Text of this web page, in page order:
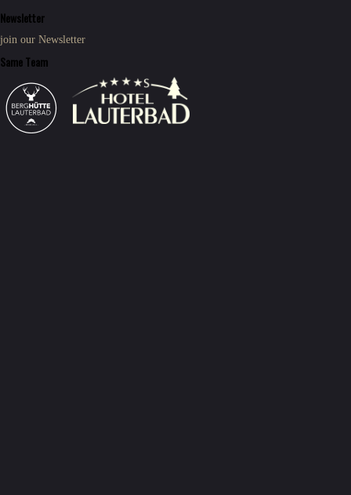
Newsletter
join our Newsletter
Same Team